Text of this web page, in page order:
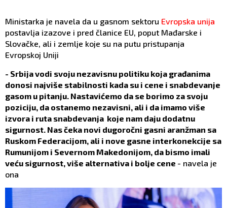
Ministarka je navela da u gasnom sektoru Evropska unija
postavlja izazove i pred članice EU, poput Mađarske i
Slovačke, ali i zemlje koje su na putu pristupanja
Evropskoj Uniji
- Srbija vodi svoju nezavisnu politiku koja građanima
donosi najviše stabilnosti kada su i cene i snabdevanje
gasom u pitanju. Nastavićemo da se borimo za svoju
poziciju, da ostanemo nezavisni, ali i da imamo više
izvora i ruta snabdevanja koje nam daju dodatnu
sigurnost. Nas čeka novi dugoročni gasni aranžman sa
Ruskom Federacijom, ali i nove gasne interkonekcije sa
Rumunijom i Severnom Makedonijom, da bismo imali
veću sigurnost, više alternativa i bolje cene - navela je
ona